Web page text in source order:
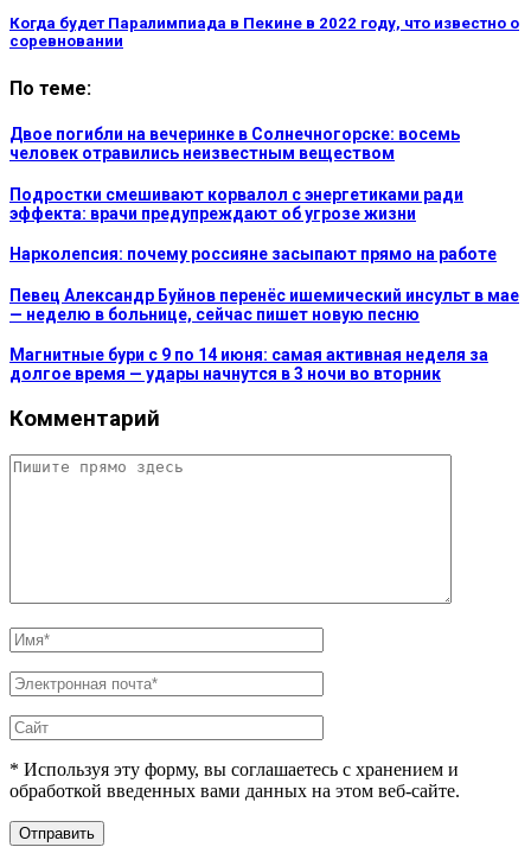
Когда будет Паралимпиада в Пекине в 2022 году, что известно о
соревновании
По теме:
Двое погибли на вечеринке в Солнечногорске: восемь
человек отравились неизвестным веществом
Подростки смешивают корвалол с энергетиками ради
эффекта: врачи предупреждают об угрозе жизни
Нарколепсия: почему россияне засыпают прямо на работе
Певец Александр Буйнов перенёс ишемический инсульт в мае
— неделю в больнице, сейчас пишет новую песню
Магнитные бури с 9 по 14 июня: самая активная неделя за
долгое время — удары начнутся в 3 ночи во вторник
Комментарий
* Используя эту форму, вы соглашаетесь с хранением и
обработкой введенных вами данных на этом веб-сайте.